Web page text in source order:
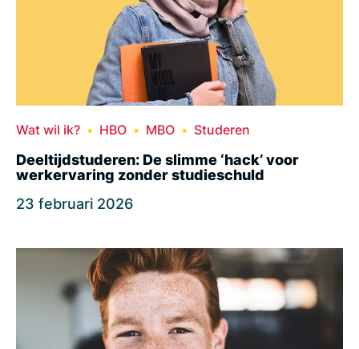
Wat wil ik? HBO MBO Studeren
Deeltijdstuderen: De slimme ‘hack’ voor
werkervaring zonder studieschuld
23 februari 2026